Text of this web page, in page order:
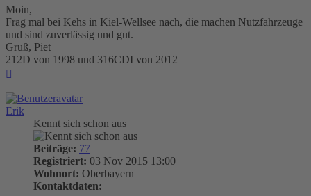
Moin,
Frag mal bei Kehs in Kiel-Wellsee nach, die machen Nutzfahrzeuge
und sind zuverlässig und gut.
Gruß, Piet
212D von 1998 und 316CDI von 2012
Erik
Kennt sich schon aus
Beiträge: 77
Registriert: 03 Nov 2015 13:00
Wohnort: Oberbayern
Kontaktdaten: